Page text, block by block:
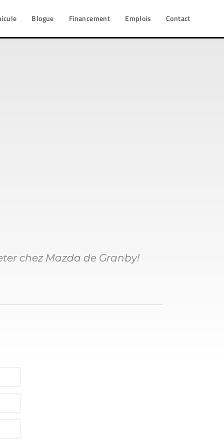
Blogue Financement Emplois Contact
chez Mazda de Granby!